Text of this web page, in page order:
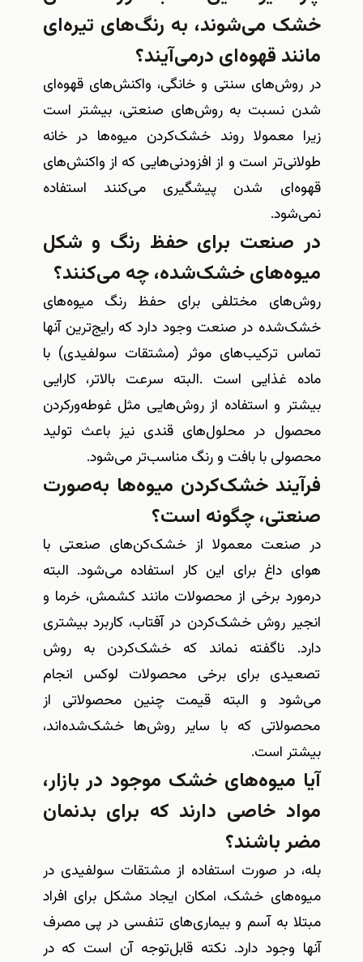
خشک می‌شوند، به رنگ‌های تیره‌ای
مانند قهوه‌ای درمی‌آیند؟
در روش‌های سنتی و خانگی، واکنش‌های قهوه‌ای
شدن نسبت به روش‌های صنعتی، بیشتر است
زیرا معمولا روند خشک‌کردن میوه‌ها در خانه
طولانی‌تر است و از افزودنی‌هایی که از واکنش‌های
قهوه‌ای شدن پیشگیری می‌کنند استفاده
نمی‌شود.
در صنعت برای حفظ رنگ و شکل
میوه‌های خشک‌شده، چه می‌کنند؟
روش‌های مختلفی برای حفظ رنگ میوه‌های
خشک‌شده در صنعت وجود دارد که رایج‌ترین آنها
تماس ترکیب‌های موثر (مشتقات سولفیدی) با
ماده غذایی است .البته سرعت بالاتر، کارایی
بیشتر و استفاده از روش‌هایی مثل غوطه‌ورکردن
محصول در محلول‌های قندی نیز باعث تولید
محصولی با بافت و رنگ مناسب‌تر می‌شود.
فرآیند خشک‌کردن میوه‌ها به‌صورت
صنعتی، چگونه است؟
در صنعت معمولا از خشک‌کن‌های صنعتی با
هوای داغ برای این کار استفاده می‌شود. البته
درمورد برخی از محصولات مانند کشمش، خرما و
انجیر روش خشک‌کردن در آفتاب، کاربرد بیشتری
دارد. ناگفته نماند که خشک‌کردن به روش
تصعیدی برای برخی محصولات لوکس انجام
می‌‌شود و البته قیمت چنین محصولاتی از
محصولاتی که با سایر روش‌ها خشک‌شده‌اند،
بیشتر است.
آیا میوه‌های خشک موجود در بازار،
مواد خاصی دارند که برای بدنمان
مضر باشند؟
بله، در صورت استفاده از مشتقات سولفیدی در
میوه‌های خشک، امکان ایجاد مشکل برای افراد
مبتلا به آسم و بیماری‌های تنفسی در پی مصرف
آنها وجود دارد. نکته قابل‌توجه آن است که در